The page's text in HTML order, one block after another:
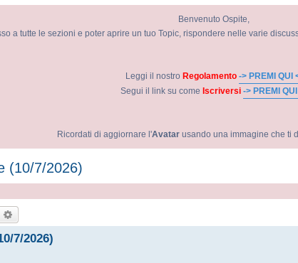
Benvenuto Ospite,
a tutte le sezioni e poter aprire un tuo Topic, rispondere nelle varie
Leggi il nostro Regolamento -> PREMI QUI
Segui il link su come Iscriversi -> PREMI
Ricordati di aggiornare l'Avatar usando una immagine che ti
(10/7/2026)
Cerca
7/2026)